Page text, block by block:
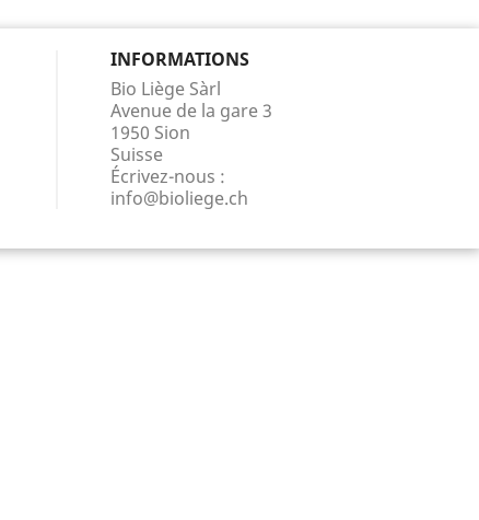
INFORMATIONS
Bio Liège Sàrl
Avenue de la gare 3
1950 Sion
Suisse
Écrivez-nous :
info@bioliege.ch